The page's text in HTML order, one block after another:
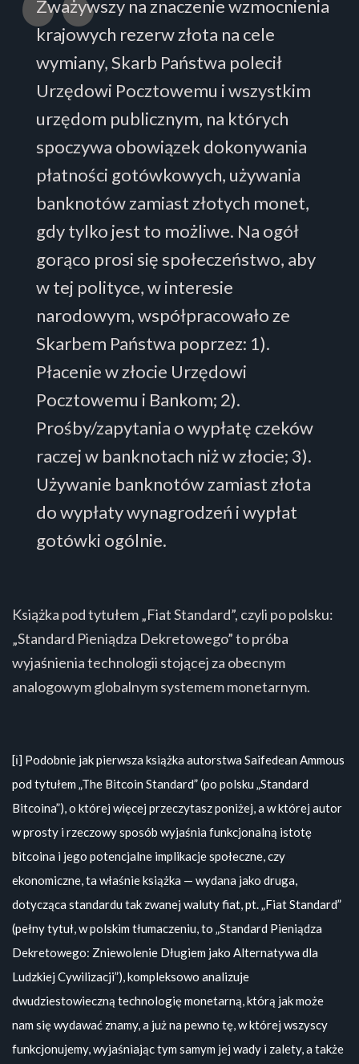
Zważywszy na znaczenie wzmocnienia
krajowych rezerw złota na cele
wymiany, Skarb Państwa polecił
Urzędowi Pocztowemu i wszystkim
urzędom publicznym, na których
spoczywa obowiązek dokonywania
płatności gotówkowych, używania
banknotów zamiast złotych monet,
gdy tylko jest to możliwe. Na ogół
gorąco prosi się społeczeństwo, aby
w tej polityce, w interesie
narodowym, współpracowało ze
Skarbem Państwa poprzez: 1).
Płacenie w złocie Urzędowi
Pocztowemu i Bankom; 2).
Prośby/zapytania o wypłatę czeków
raczej w banknotach niż w złocie; 3).
Używanie banknotów zamiast złota
do wypłaty wynagrodzeń i wypłat
gotówki ogólnie.
Książka pod tytułem „Fiat Standard”, czyli po polsku:
„Standard Pieniądza Dekretowego” to próba
wyjaśnienia technologii stojącej za obecnym
analogowym globalnym systemem monetarnym.
[ℹ️] Podobnie jak pierwsza książka autorstwa Saifedean Ammous
pod tytułem „The Bitcoin Standard” (po polsku „Standard
Bitcoina”), o której więcej przeczytasz poniżej, a w której autor
w prosty i rzeczowy sposób wyjaśnia funkcjonalną istotę
bitcoina i jego potencjalne implikacje społeczne, czy
ekonomiczne, ta właśnie książka — wydana jako druga,
dotycząca standardu tak zwanej waluty fiat, pt. „Fiat Standard”
(pełny tytuł, w polskim tłumaczeniu, to „Standard Pieniądza
Dekretowego: Zniewolenie Długiem jako Alternatywa dla
Ludzkiej Cywilizacji”), kompleksowo analizuje
dwudziestowieczną technologię monetarną, którą jak może
nam się wydawać znamy, a już na pewno tę, w której wszyscy
funkcjonujemy, wyjaśniając tym samym jej wady i zalety, a także